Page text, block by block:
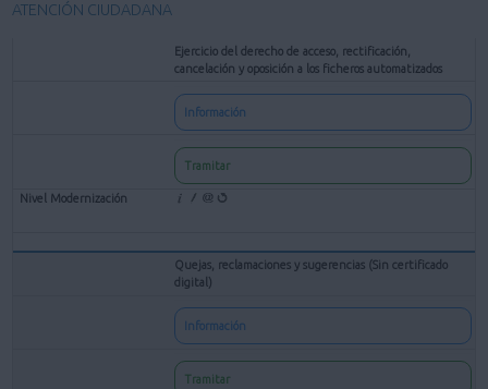
ATENCIÓN CIUDADANA
Ejercicio del derecho de acceso, rectificación,
cancelación y oposición a los ficheros automatizados
Información
Tramitar
Quejas, reclamaciones y sugerencias (Sin certificado
digital)
Información
Tramitar